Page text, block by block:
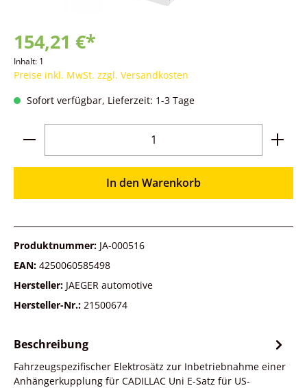
154,21 €*
Inhalt: 1
Preise inkl. MwSt. zzgl. Versandkosten
Sofort verfügbar, Lieferzeit: 1-3 Tage
Produkt Anzahl: Gib den gewünschten
In den Warenkorb
Produktnummer: JA-000516
EAN: 4250060585498
Hersteller: JAEGER automotive
Hersteller-Nr.: 21500674
Beschreibung
Fahrzeugspezifischer Elektrosätz zur Inbetriebnahme einer
Anhängerkupplung für CADILLAC Uni E-Satz für US-